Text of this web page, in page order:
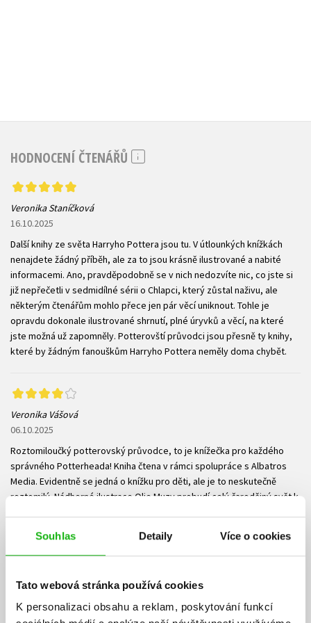
Souhlas Detaily Více o cookies
Tato webová stránka používá cookies
K personalizaci obsahu a reklam, poskytování funkcí
HODNOCENÍ ČTENÁŘŮ
Veronika Staníčková
16.10.2025
Další knihy ze světa Harryho Pottera jsou tu. V útlounkých knížkách
nenajdete žádný příběh, ale za to jsou krásně ilustrované a nabité
informacemi. Ano, pravděpodobně se v nich nedozvíte nic, co jste si
již nepřečetli v sedmidílné sérii o Chlapci, který zůstal naživu, ale
některým čtenářům mohlo přece jen pár věcí uniknout. Tohle je
opravdu dokonale ilustrované shrnutí, plné úryvků a věcí, na které
jste možná už zapomněly. Potterovští průvodci jsou přesně ty knihy,
které by žádným fanouškům Harryho Pottera neměly doma chybět.
Veronika Vášová
06.10.2025
Roztomiloučký potterovský průvodce, to je knížečka pro každého
správného Potterheada! Kniha čtena v rámci spolupráce s Albatros
Media. Evidentně se jedná o knížku pro děti, ale je to neskutečně
roztomilý. Nádherné ilustrace Olie Muzy probudí celý čarodějný svět k
jednomu tématu (rodina Weasleyovych, Ron a kouzla, Ronův pokoj…)
a jako joo, fanoušek si to bude chtít přečíst, i když už mu je třeba i 30
Vaše hodnocení